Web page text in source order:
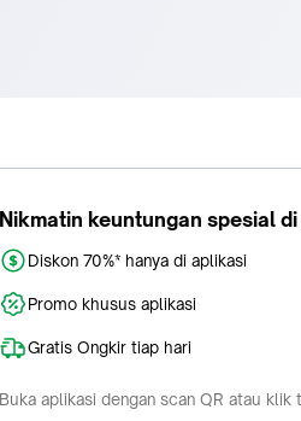
Nikmatin keuntungan spesial
Diskon 70%* hanya di aplikasi
Promo khusus aplikasi
Gratis Ongkir tiap hari
Buka aplikasi dengan scan QR atau klik